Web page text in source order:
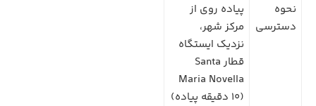
نحوه
دسترسی
پیاده‌ روی از
مرکز شهر،
نزدیک ایستگاه
قطار Santa
Maria Novella
(10 دقیقه پیاده)